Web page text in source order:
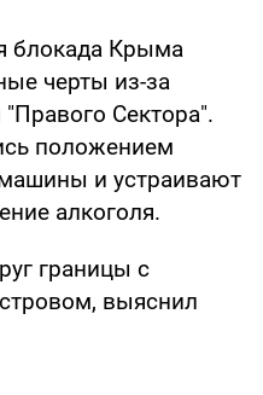
блокада Крыма
черты из-за
Сектора".
положением
и устраивают
алкоголя.
границы с
выяснил